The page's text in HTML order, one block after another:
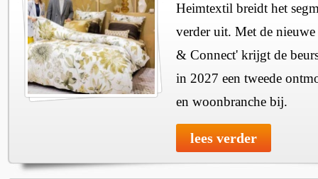
Heimtextil breidt het
verder uit. Met de
& Connect' krijgt de
in 2027 een tweede
en woonbranche bij.
lees verder